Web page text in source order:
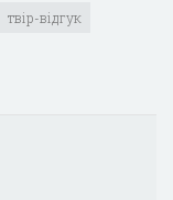
твір-відгук